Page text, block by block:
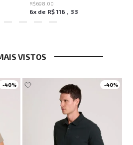
R$698 00
6x de R$ 116 , 33
VISTOS
-40% -40%